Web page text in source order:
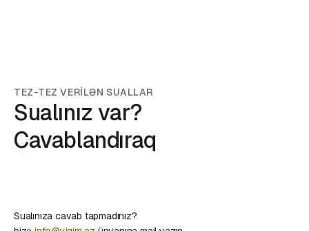
TEZ-TEZ VERİLƏN SUALLAR
Sualınız var?
Cavablandıraq
Sualınıza cavab tapmadınız?